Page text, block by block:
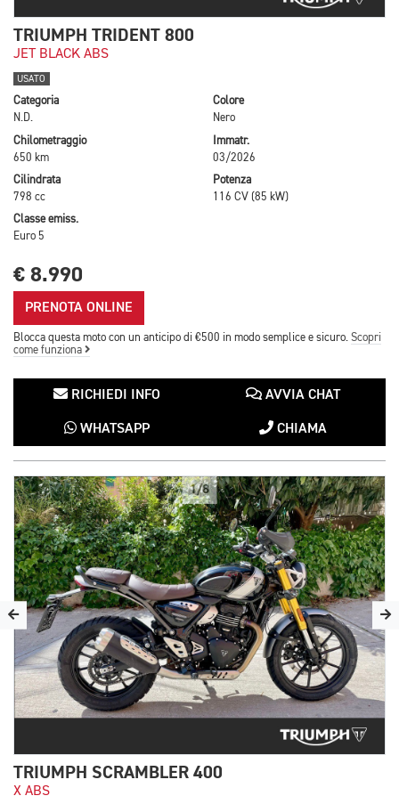
TRIUMPH TRIDENT 800
JET BLACK ABS
USATO
Categoria
N.D.
Colore
Nero
Chilometraggio
650 km
Immatr.
03/2026
Cilindrata
798 cc
Potenza
116 CV (85 kW)
Classe emiss.
Euro 5
€ 8.990
PRENOTA ONLINE
Blocca questa moto con un anticipo di €500 in modo semplice e sicuro. Scopri
come funziona
RICHIEDI INFO AVVIA CHAT
WHATSAPP CHIAMA
1/8
TRIUMPH SCRAMBLER 400
X ABS